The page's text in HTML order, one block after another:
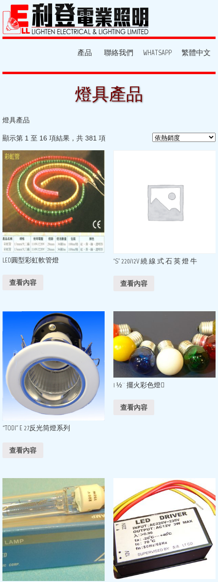
產品 聯絡我們 WHATSAPP 繁體中文
燈具產品
燈具產品
顯示第 1 至 16 項結果，共 381 項
LED圓型彩虹軟管燈
查看內容
‘S’ 220/12V 繞 線 式 石 英 燈 牛
查看內容
“TODI” E 27反光筒燈系列
查看內容
1 ½¨ 擺火彩色燈
查看內容